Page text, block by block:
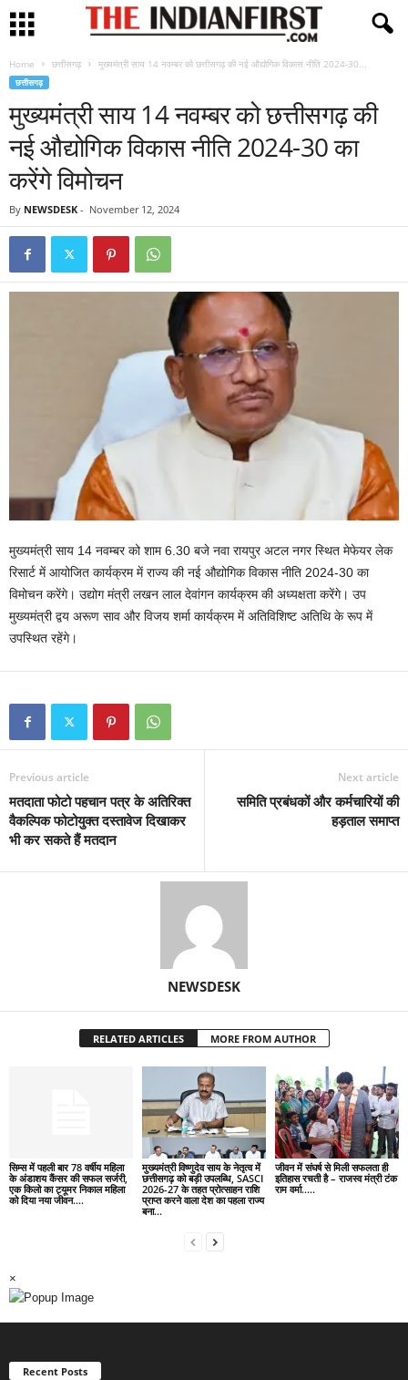
Home छत्तीसगढ़ मुख्यमंत्री साय 14 नवम्बर को छत्तीसगढ़ की नई औद्योगिक विकास नीति 2024-30...
छत्तीसगढ़
मुख्यमंत्री साय 14 नवम्बर को छत्तीसगढ़ की
नई औद्योगिक विकास नीति 2024-30 का
करेंगे विमोचन
By NEWSDESK - November 12, 2024
मुख्यमंत्री साय 14 नवम्बर को शाम 6.30 बजे नवा रायपुर अटल नगर स्थित मेफेयर लेक
रिसार्ट में आयोजित कार्यक्रम में राज्य की नई औद्योगिक विकास नीति 2024-30 का
विमोचन करेंगे। उद्योग मंत्री लखन लाल देवांगन कार्यक्रम की अध्यक्षता करेंगे। उप
मुख्यमंत्री द्वय अरूण साव और विजय शर्मा कार्यक्रम में अतिविशिष्ट अतिथि के रूप में
उपस्थित रहेंगे।
Previous article
मतदाता फोटो पहचान पत्र के अतिरिक्त
वैकल्पिक फोटोयुक्त दस्तावेज दिखाकर
भी कर सकते हैं मतदान
Next article
समिति प्रबंधकों और कर्मचारियों की
हड़ताल समाप्त
NEWSDESK
RELATED ARTICLES MORE FROM AUTHOR
सिम्स में पहली बार 78 वर्षीय महिला
के अंडाशय कैंसर की सफल सर्जरी,
एक किलो का ट्यूमर निकाल महिला
को दिया नया जीवन….
मुख्यमंत्री विष्णुदेव साय के नेतृत्व में
छत्तीसगढ़ को बड़ी उपलब्धि, SASCI
2026-27 के तहत प्रोत्साहन राशि
प्राप्त करने वाला देश का पहला राज्य
बना...
जीवन में संघर्ष से मिली सफलता ही
इतिहास रचती है – राजस्व मंत्री टंक
राम वर्मा…..
×
Recent Posts